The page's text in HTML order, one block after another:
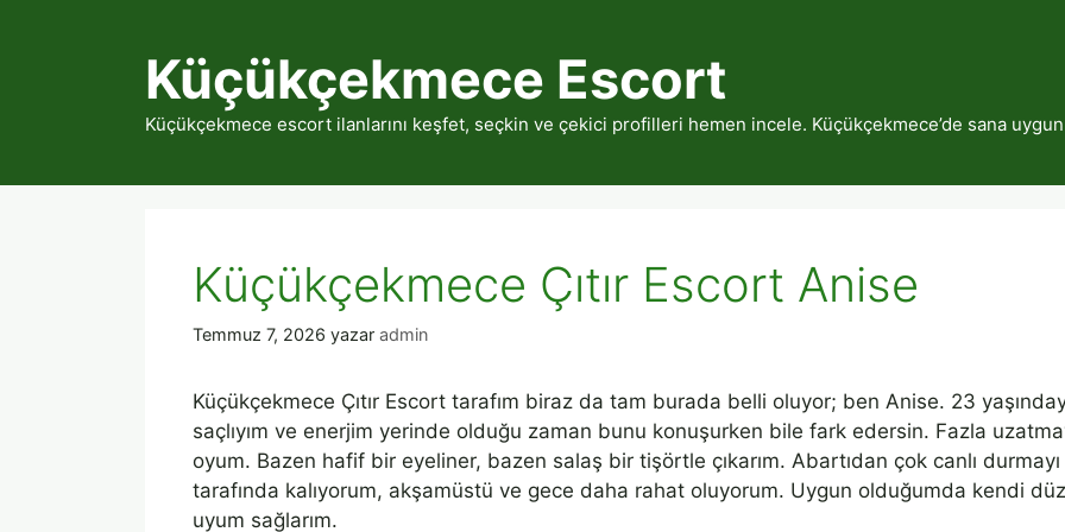
Küçükçekmece Escort
Küçükçekmece escort ilanlarını keşfet, seçkin ve çekici profilleri hemen incele. Küçükçekmece’de sana
Küçükçekmece Çıtır Escort Anise
Temmuz 7, 2026 yazar admin
Küçükçekmece Çıtır Escort tarafım biraz da tam burada belli oluyor; ben Anise. 23
saçlıyım ve enerjim yerinde olduğu zaman bunu konuşurken bile fark edersin. Fazla
oyum. Bazen hafif bir eyeliner, bazen salaş bir tişörtle çıkarım. Abartıdan çok canlı
tarafında kalıyorum, akşamüstü ve gece daha rahat oluyorum. Uygun olduğumda kendi
uyum sağlarım.